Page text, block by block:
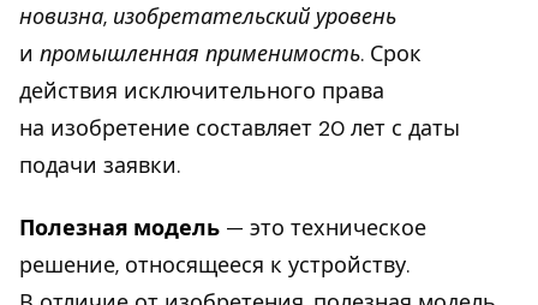
новизна, изобретательский уровень
и промышленная применимость. Срок
действия исключительного права
на изобретение составляет 20 лет с даты
подачи заявки.
Полезная модель — это техническое
решение, относящееся к устройству.